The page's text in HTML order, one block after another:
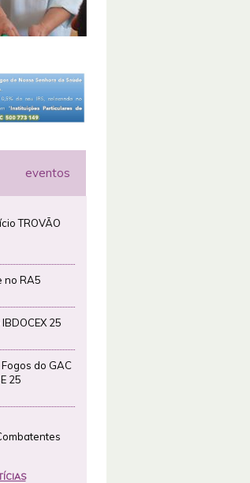
eventos
TROVÃO
no RA5
25
do GAC
25